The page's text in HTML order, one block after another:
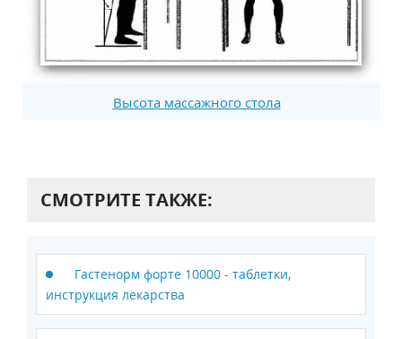
Высота массажного стола
СМОТРИТЕ ТАКЖЕ:
Гастенорм форте 10000 - таблетки,
инструкция лекарства